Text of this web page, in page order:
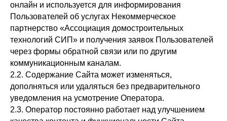
онлайн и используется для информирования
Пользователей об услугах Некоммерческое
партнерство «Ассоциация домостроительных
технологий СИП» и получения заявок Пользователей
через формы обратной связи или по другим
коммуникационным каналам.
2.2. Содержание Сайта может изменяться,
дополняться или удаляться без предварительного
уведомления на усмотрение Оператора.
2.3. Оператор постоянно работает над улучшением